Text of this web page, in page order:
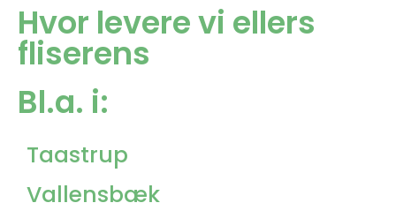
Hvor levere vi ellers
fliserens
Bl.a. i:
Taastrup
Vallensbæk